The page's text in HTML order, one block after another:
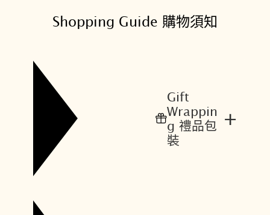
：
：
1
1
,
6
Shopping Guide 購物須知
Gift
Wrappin
g 禮品包
裝
+